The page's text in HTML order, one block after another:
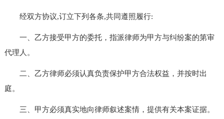
经双方协议,订立下列各条,共同遵照履行:
一、乙方接受甲方的委托，指派律师为甲方与纠纷案的第审
代理人。
二、乙方律师必须认真负责保护甲方合法权益，并按时出
庭。
三、甲方必须真实地向律师叙述案情，提供有关本案证据。